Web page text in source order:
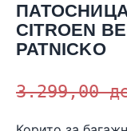
CITROEN
PATNICKO
3.299,00